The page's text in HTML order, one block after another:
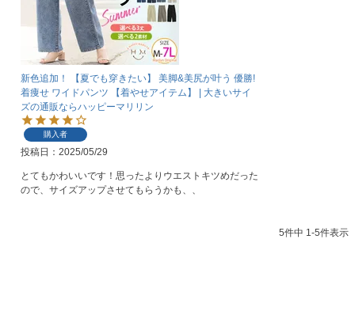
新色追加！ 【夏でも穿きたい】 美脚&美尻が叶う 優勝!
着痩せ ワイドパンツ 【着やせアイテム】 | 大きいサイ
ズの通販ならハッピーマリリン
購入者
投稿日 2025/05/29
とてもかわいいです！思ったよりウエストキツめだった
ので、サイズアップさせてもらうかも、、
5件中 1-5件表示